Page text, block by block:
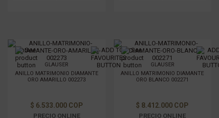
GLAUSER
ANILLO MATRIMONIO DIAMANTE
ORO AMARILLO 002273
$ 6.533.000 COP
PRECIO ONLINE
GLAUSER
ANILLO MATRIMONIO DIAMANTE
ORO BLANCO 002271
$ 8.412.000 COP
PRECIO ONLINE